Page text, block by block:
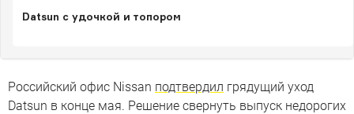
Datsun с удочкой и топором
Российский офис Nissan подтвердил грядущий уход
Datsun в конце мая. Решение свернуть выпуск недорогих